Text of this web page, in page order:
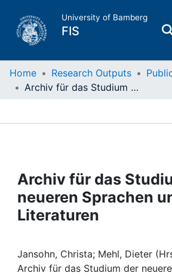
University of Bamberg
FIS
Home
Projects
People
Awards
Home Research Outputs
Archiv für das Studium der neueren Sprachen und Literaturen
Archiv für das
neueren Sprachen
Literaturen
Jansohn, Christa; Mehl, Dieter
Archiv für das Studium der